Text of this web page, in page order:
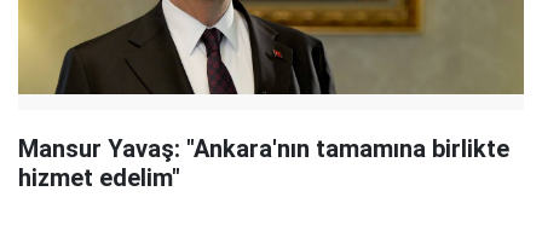
Mansur Yavaş: "Ankara'nın tamamına birlikte
hizmet edelim"